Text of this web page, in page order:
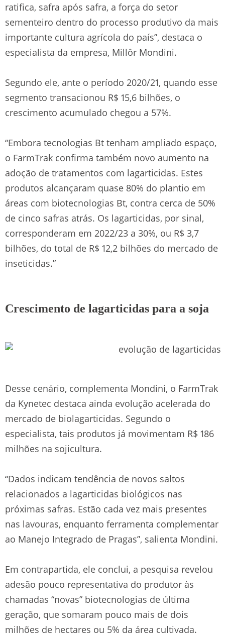
ratifica, safra após safra, a força do setor
sementeiro dentro do processo produtivo da mais
importante cultura agrícola do país”, destaca o
especialista da empresa, Millôr Mondini.
Segundo ele, ante o período 2020/21, quando esse
segmento transacionou R$ 15,6 bilhões, o
crescimento acumulado chegou a 57%.
“Embora tecnologias Bt tenham ampliado espaço,
o FarmTrak confirma também novo aumento na
adoção de tratamentos com lagarticidas. Estes
produtos alcançaram quase 80% do plantio em
áreas com biotecnologias Bt, contra cerca de 50%
de cinco safras atrás. Os lagarticidas, por sinal,
corresponderam em 2022/23 a 30%, ou R$ 3,7
bilhões, do total de R$ 12,2 bilhões do mercado de
inseticidas.”
Crescimento de lagarticidas para a soja
Desse cenário, complementa Mondini, o FarmTrak
da Kynetec destaca ainda evolução acelerada do
mercado de biolagarticidas. Segundo o
especialista, tais produtos já movimentam R$ 186
milhões na sojicultura.
“Dados indicam tendência de novos saltos
relacionados a lagarticidas biológicos nas
próximas safras. Estão cada vez mais presentes
nas lavouras, enquanto ferramenta complementar
ao Manejo Integrado de Pragas”, salienta Mondini.
Em contrapartida, ele conclui, a pesquisa revelou
adesão pouco representativa do produtor às
chamadas “novas” biotecnologias de última
geração, que somaram pouco mais de dois
milhões de hectares ou 5% da área cultivada.